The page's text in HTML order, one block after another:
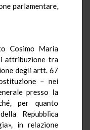
parlamentare,
Cosimo Maria
attribuzione tra
degli artt. 67
– nei
presso la
per quanto
Repubblica
in relazione